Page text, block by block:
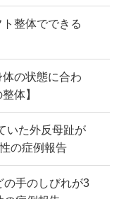
整体でできる
の状態に合わ
体】
いた外反母趾が
の症例報告
の手のしびれが3